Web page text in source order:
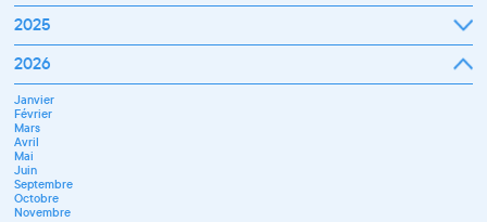
Janvier
Mars
Avril
Juin
Juillet
Septembre
Novembre
Décembre
2025
Janvier
Mars
Avril
Mai
Juin
Juillet
Septembre
Octobre
Novembre
Décembre
2026
Janvier
Février
Mars
Avril
Mai
Juin
Septembre
Octobre
Novembre